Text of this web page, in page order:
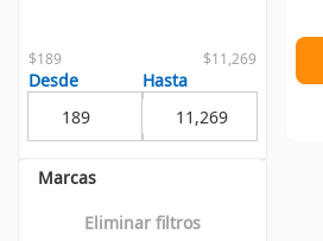
$189 $11,269
Desde Hasta
Marcas
Eliminar filtros